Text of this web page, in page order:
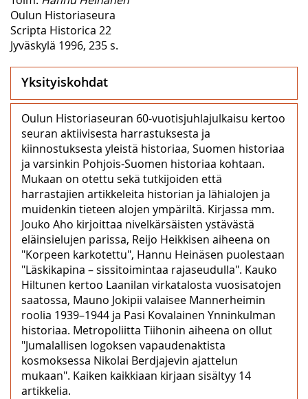
Oulun Historiaseura
Scripta Historica 22
Jyväskylä 1996, 235 s.
Yksityiskohdat
Oulun Historiaseuran 60-vuotisjuhlajulkaisu kertoo
seuran aktiivisesta harrastuksesta ja
kiinnostuksesta yleistä historiaa, Suomen historiaa
ja varsinkin Pohjois-Suomen historiaa kohtaan.
Mukaan on otettu sekä tutkijoiden että
harrastajien artikkeleita historian ja lähialojen ja
muidenkin tieteen alojen ympäriltä. Kirjassa mm.
Jouko Aho kirjoittaa nivelkärsäisten ystävästä
eläinsielujen parissa, Reijo Heikkisen aiheena on
"Korpeen karkotettu", Hannu Heinäsen puolestaan
"Läskikapina – sissitoimintaa rajaseudulla". Kauko
Hiltunen kertoo Laanilan virkatalosta vuosisatojen
saatossa, Mauno Jokipii valaisee Mannerheimin
roolia 1939–1944 ja Pasi Kovalainen Ynninkulman
historiaa. Metropoliitta Tiihonin aiheena on ollut
"Jumalallisen logoksen vapaudenaktista
kosmoksessa Nikolai Berdjajevin ajattelun
mukaan". Kaiken kaikkiaan kirjaan sisältyy 14
artikkelia.